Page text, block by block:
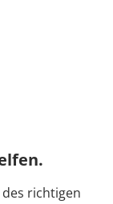
richtigen